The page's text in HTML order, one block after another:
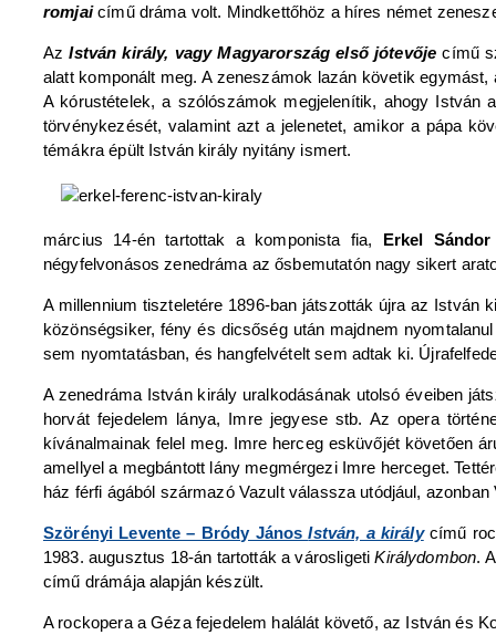
romjai című dráma volt. Mindkettőhöz a híres német
AzIstván király, vagy Magyarország első jótevője című
alatt komponált meg. A zeneszámok lazán követik
A kórustételek, a szólószámok megjelenítik, ahogy István
törvénykezését, valamint azt a jelenetet, amikor a pápa
témákra épült István király nyitány ismert.
március 14-én tartottak a komponista fia, Erkel Sándor
négyfelvonásos zenedráma az ősbemutatón nagy sikert
A millennium tiszteletére 1896-ban játszották újra az István
közönségsiker, fény és dicsőség után majdnem
sem nyomtatásban, és hangfelvételt sem adtak ki.
A zenedráma István király uralkodásának utolsó éveiben
horvát fejedelem lánya, Imre jegyese stb. Az opera
kívánalmainak felel meg. Imre herceg esküvőjét követően
amellyel a megbántott lány megmérgezi Imre herceget.
ház férfi ágából származó Vazult válassza utódjául,
Szörényi Levente – Bródy JánosIstván, a királycímű
1983. augusztus 18-án tartották a városligetiKirálydombon.
című drámája alapján készült.
A rockopera a Géza fejedelem halálát követő, az István és